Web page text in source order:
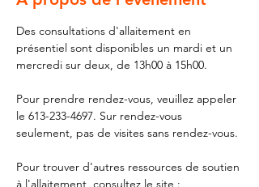
Des consultations d'allaitement en
présentiel sont disponibles un mardi et un
mercredi sur deux, de 13h00 à 15h00.
Pour prendre rendez-vous, veuillez appeler
le 613-233-4697. Sur rendez-vous
seulement, pas de visites sans rendez-vous.
Pour trouver d'autres ressources de soutien
à l'allaitement, consultez le site :